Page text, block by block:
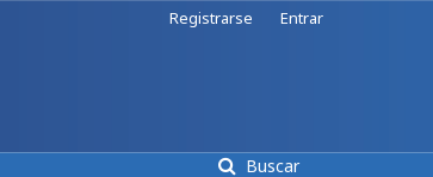
Buscar
Registrarse Entrar